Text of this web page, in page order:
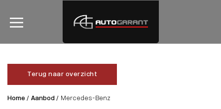
Terug naar overzicht
Home / Aanbod / Mercedes-Benz